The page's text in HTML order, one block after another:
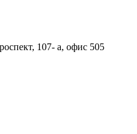
107- а, офис 505